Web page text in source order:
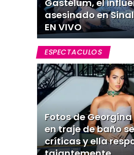
Gastélum, el
asesinado en
EN VIVO
ESPECTACULOS
Fotos de
en traje de baño
críticas y ella